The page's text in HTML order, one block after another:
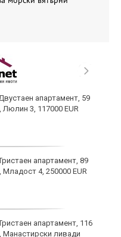
апартамент, 59
3, 117000 EUR
апартамент, 89
4, 250000 EUR
апартамент, 116
Манастирски ливади